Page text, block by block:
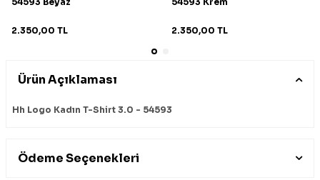
2.350,00 TL 2.350,00 TL
Ürün Açıklaması
Hh Logo Kadın T-Shirt 3.0 - 54593
Ödeme Seçenekleri